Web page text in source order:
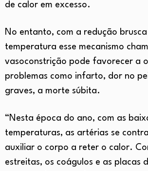
de calor em excesso.
No entanto, com a redução
temperatura esse mecanismo
vasoconstrição pode favorecer a
problemas como infarto, dor no
graves, a morte súbita.
“Nesta época do ano, com as
temperaturas, as artérias se
auxiliar o corpo a reter o calor.
estreitas, os coágulos e as placas